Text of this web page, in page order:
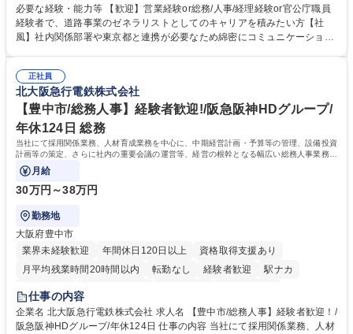
制度やキャリア支援が充実しております！ ※下記業務詳細 【業務詳細】■
管理部門：広報、人事、経理など当公社の運営に係る管理業務 ■収益部
門：駐車場の新規開拓、管理運営、新宿駅西口広場の「イベントコーナ
道路施設や道路工事現場の見学ツアー事業 ※入社後は上記いずれかの部門
へ配属。※業務内容変更の範囲：会社の定める業務 募集職種 【都庁グル
ープ】総合職（事務）◇残業月平均9時間未満／有給年平均16日取得
必要な経験・能力等 【歓迎】営業経験or総務/人事/経理経験or官公庁職員
経験者で、道路事業のゼネラリストとしてのキャリアを積みたい方【社
風】社内関係部署や東京都と連携が必要なため綿密にコミュニケーション
部門など多岐に渡る業務を経験できます。 ■様々なプロジェクト：駐車場
事業の他、新宿駅西口広場内に設置された照明を兼ねた広告「ブライトサ
イン」の管理運営を行うなど、事業収益を生み出す活動を積極的に行って
います。 学歴・資格 学歴：大学院 大学 高専 短大 専修学校 高校 語学力：
資格：
正社員
北大阪急行電鉄株式会社
【豊中市/総務人事】経験者歓迎!/阪急阪神HDグループ/
年休124日 総務
当社にて採用関係業務、人材育成業務を中心に、中期経営計画・予算等の管理、設備投資
計画等の策定、さらに社内の重要会議の運営等、経営の根幹となる幅広い総務人事業務全
般を担当していただきます。
月給
30万円～38万円
勤務地
大阪府豊中市
業界未経験歓迎
年間休日120日以上
資格取得支援あり
月平均残業時間20時間以内
転勤なし 経験者歓迎
駅ナカ
退職金あり
土日祝休み
服装自由 昼食補助あり 食事補助あり
仕事の内容
企業名 北大阪急行電鉄株式会社 求人名 【豊中市/総務人事】経験者歓迎！/
阪急阪神HDグループ/年休124日 仕事の内容 当社にて採用関係業務、人材